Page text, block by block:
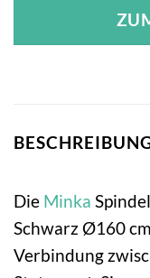
Die Minka
Schwarz Ø160
Verbindung